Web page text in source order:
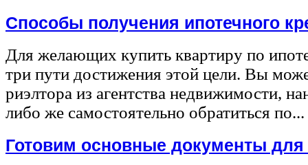
Способы получения ипотечного
Для желающих купить квартиру по
три пути достижения этой цели. Вы
риэлтора из агентства недвижимости,
либо же самостоятельно обратиться по...
Готовим основные документы